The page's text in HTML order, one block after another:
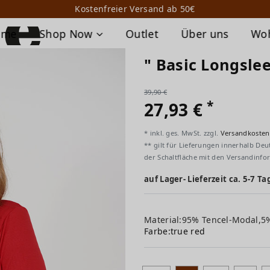
Kostenfreier Versand ab 50€
Shop Now Outlet Über uns
" Basic
39,90 €
27,93 €*
* inkl. ges. MwSt. zzgl. Versandkosten
** gilt für Lieferungen innerhalb
der Schaltfläche mit den
auf Lager- Lieferzeit ca. 5-7
Material:95% Tencel-
Farbe:true red